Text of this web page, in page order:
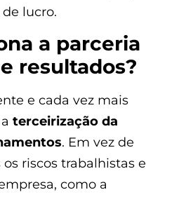
lucro.
a parceria
resultados?
e cada vez mais
terceirização da
. Em vez de
riscos trabalhistas e
como a